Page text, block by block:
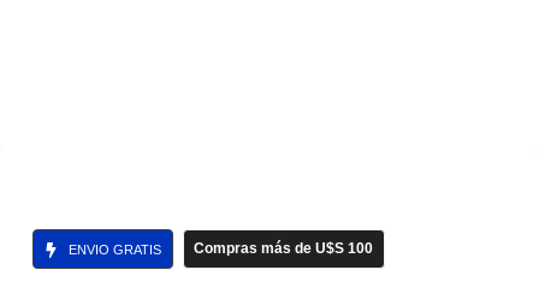
ENVIO GRATIS Compras más de U$S 100